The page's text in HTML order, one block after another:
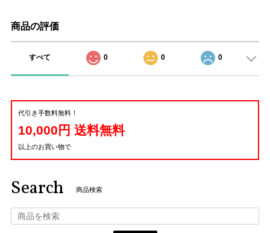
商品の評価
すべて 0 0 0
代引き手数料無料！
10,000円 送料無料
以上のお買い物で
Search 商品検索